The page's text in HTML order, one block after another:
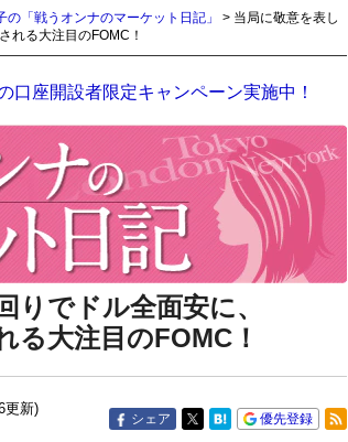
の「戦うオンナのマーケット日記」
> 当局に敬意を表し
れる大注目のFOMC！
口座開設者限定キャンペーン実施中！
りでドル全面安に、
る大注目のFOMC！
更新)
シェア 優先登録